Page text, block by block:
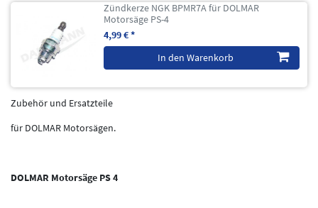
Zündkerze NGK BPMR7A für DOLMAR
Motorsäge PS-4
4,99 € *
In den Warenkorb
Zubehör und Ersatzteile
für DOLMAR Motorsägen.
DOLMAR Motorsäge PS 4